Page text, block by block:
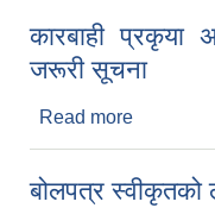
कारबाही प्रकृया
जरूरी सूचना
Read more
बोलपत्र